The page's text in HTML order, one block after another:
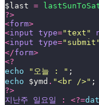
$last =
?>
<form>
<input type="text "
<input type=" submit "
</form>
<?
echo " 오늘 : " ;
echo $ymd . "<br />" ;
?>
지난주 일요일 : <?=